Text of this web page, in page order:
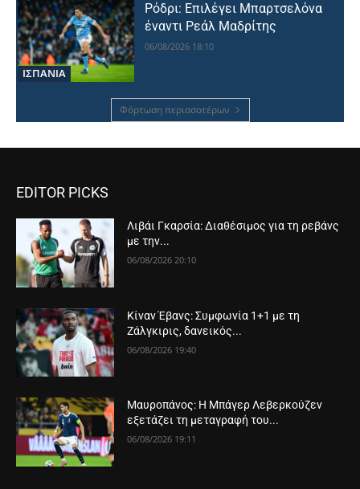
ΙΣΠΑΝΙΑ
Ρόδρι: Επιλέγει Μπαρτσελόνα
έναντι Ρεάλ Μαδρίτης
06/08/2026 18:10
Φόρτωση περισσοτέρων
EDITOR PICKS
Λιβάι Γκαρσία: Διαθέσιμος για τη ρεβάνς
με την...
06/08/2026 20:10
Κίναν Έβανς: Συμφωνία 1+1 με τη
Ζάλγκιρις, δανεικός...
06/08/2026 19:40
Μαυροπάνος: Η Μπάγερ Λεβερκούζεν
εξετάζει τη μεταγραφή του...
06/08/2026 19:11